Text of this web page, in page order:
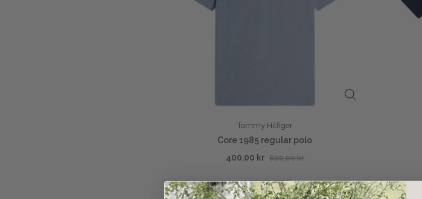
Tommy Hilfiger
Core 1985 regular polo
400,00 kr 600,00 kr